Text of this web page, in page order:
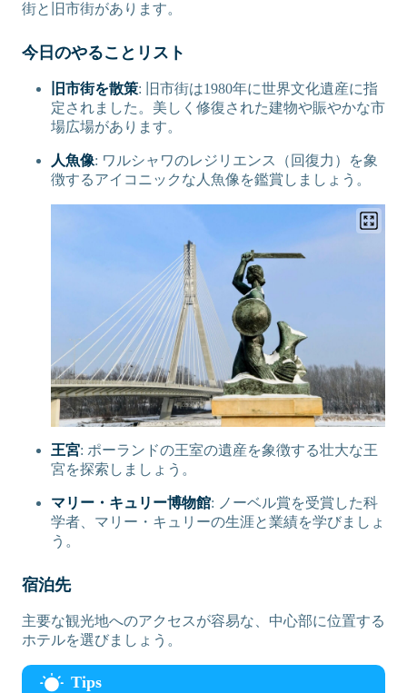
街と旧市街があります。
今日のやることリスト
旧市街を散策: 旧市街は1980年に世界文化遺産に指
定されました。美しく修復された建物や賑やかな市
場広場があります。
人魚像: ワルシャワのレジリエンス（回復力）を象
徴するアイコニックな人魚像を鑑賞しましょう。
王宮: ポーランドの王室の遺産を象徴する壮大な王
宮を探索しましょう。
マリー・キュリー博物館: ノーベル賞を受賞した科
学者、マリー・キュリーの生涯と業績を学びましょ
う。
宿泊先
主要な観光地へのアクセスが容易な、中心部に位置する
ホテルを選びましょう。